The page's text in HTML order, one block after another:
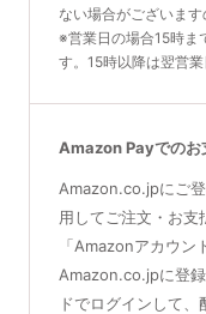
ない場合がございます
※営業日の場合15時ま
す。15時以降は翌営業
Amazon Payでのお
Amazon.co.jpにご
用してご注文・お支
「Amazonアカウン
Amazon.co.jpに登
ドでログインして